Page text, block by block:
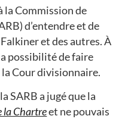
la Commission de
d’entendre et de
et des autres. À
possibilité de faire
Cour divisionnaire.
SARB a jugé que la
la Chartreet ne pouvais